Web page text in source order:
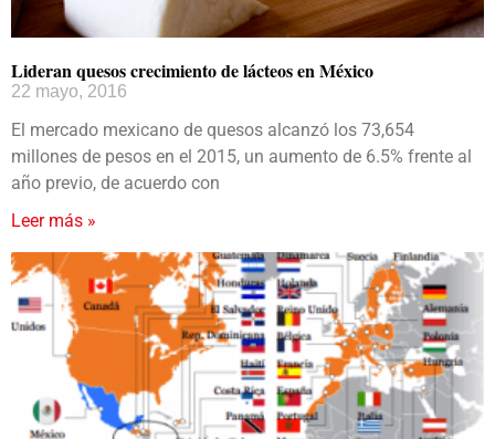
Lideran quesos crecimiento de lácteos en México
22 mayo, 2016
El mercado mexicano de quesos alcanzó los 73,654
millones de pesos en el 2015, un aumento de 6.5% frente al
año previo, de acuerdo con
Leer más »